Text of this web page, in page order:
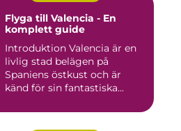
Flyga till Valencia - En
komplett guide
Introduktion Valencia är en
livlig stad belägen på
Spaniens östkust och är
känd för sin fantastiska...